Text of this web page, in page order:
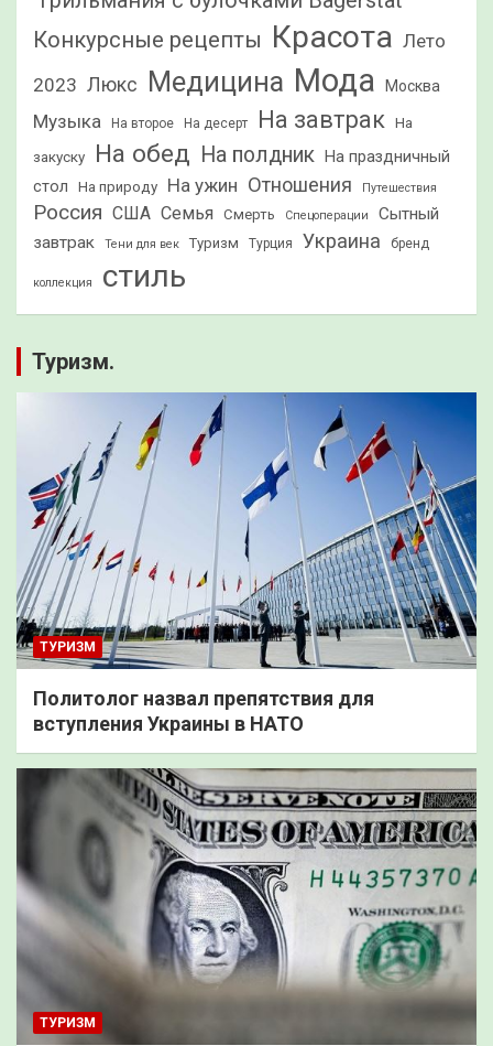
Конкурсные рецепты Красота Лето
2023 Люкс Медицина Мода Москва
Музыка На второе На десерт На завтрак На
закуску На обед На полдник
На праздничный
стол
На природу На ужин Отношения Путешествия
Россия США Семья Смерть Спецоперации
Сытный
завтрак
Тени для век Туризм Турция Украина бренд
коллекция стиль
Туризм.
ТУРИЗМ
Политолог назвал препятствия для
вступления Украины в НАТО
ТУРИЗМ